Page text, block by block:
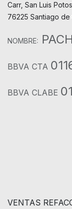
Carr, San Luis
76225 Santiago
NOMBRE:
BBVA CTA
BBVA CLABE
VENTAS